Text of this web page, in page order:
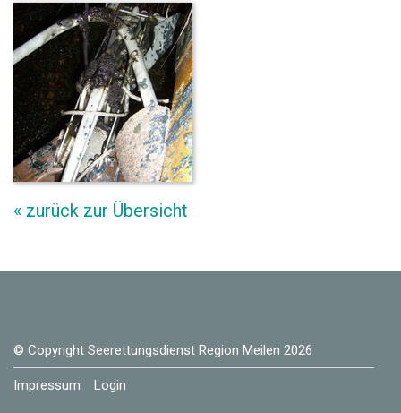
« zurück zur Übersicht
© Copyright Seerettungsdienst Region Meilen 2026
Impressum Login